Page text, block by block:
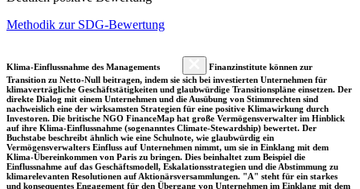
Methodik zur SDG-Bewertung
Klima-Einflussnahme des Managements
Finanzinstitute können zur
Transition zu Netto-Null beitragen, indem sie sich bei investierten Unternehmen für
klimaverträgliche Geschäftstätigkeiten und glaubwürdige Transitionspläne einsetzen. Der
direkte Dialog mit einem Unternehmen und die Ausübung von Stimmrechten sind
nachweislich eine der wirksamsten Strategien für eine positive Klimawirkung durch
Investoren. Die britische NGO FinanceMap hat große Vermögensverwalter im Hinblick
auf ihre Klima-Einflussnahme (sogenanntes Climate-Stewardship) bewertet. Der
Buchstabe beschreibt ähnlich wie eine Schulnote, wie glaubwürdig ein
Vermögensverwalters Einfluss auf Unternehmen nimmt, um sie in Einklang mit dem
Klima-Übereinkommen von Paris zu bringen. Dies beinhaltet zum Beispiel die
Einflussnahme auf das Geschäftsmodell, Eskalationsstrategien und die Abstimmung zu
klimarelevanten Resolutionen auf Aktionärsversammlungen. "A" steht für ein starkes
und konsequentes Engagement für den Übergang von Unternehmen im Einklang mit dem